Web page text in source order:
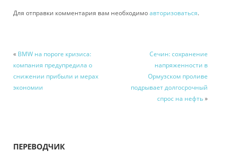
Для отправки комментария вам необходимоавторизоваться.
« BMW на пороге кризиса:
компания предупредила о
снижении прибыли и мерах
экономии
Сечин: сохранение
напряженности в
Ормузском проливе
подрывает долгосрочный
спрос на нефть»
ПЕРЕВОДЧИК